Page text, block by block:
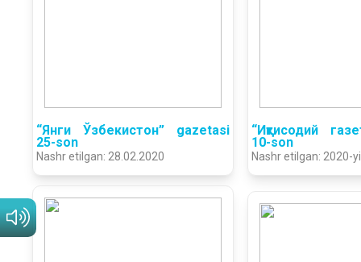
“Янги Ўзбекистон” gazetasi
25-son
Nashr etilgan: 28.02.2020
“Иқтисодий
10-son
Nashr etilgan: 2020-